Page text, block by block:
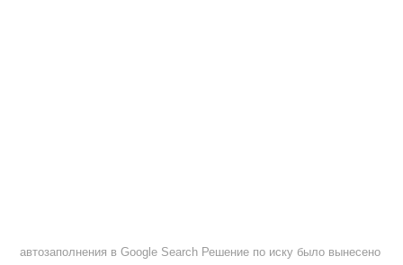
автозаполнения в Google Search Решение по иску было вынесено